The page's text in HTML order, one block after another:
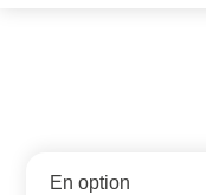
En option